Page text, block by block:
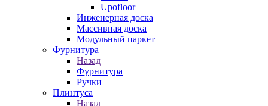
Upofloor
Инженерная доска
Массивная доска
Модульный паркет
Фурнитура
Назад
Фурнитура
Ручки
Плинтуса
Назад